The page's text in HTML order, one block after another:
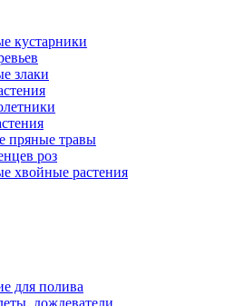
кустарники
злаки
пряные травы
роз
хвойные растения
для полива